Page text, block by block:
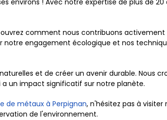
environs ! Avec notre expertise de plus de 20
comment nous contribuons activement
engagement écologique et nos
et de créer un avenir durable. Nous
un impact significatif sur notre planète.
de métaux à Perpignan, n'hésitez pas à visiter
de l'environnement.